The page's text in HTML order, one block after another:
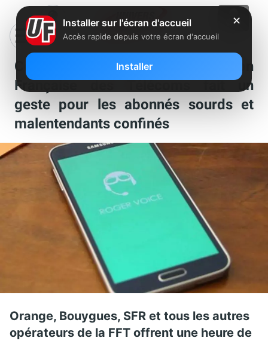
Coronavirus : la Fédération
Française des Télécoms fait un
geste pour les abonnés sourds et
malentendants confinés
Orange, Bouygues, SFR et tous les autres
opérateurs de la FFT offrent une heure de
✕
Installer sur l'écran d'accueil
Accès rapide depuis votre écran d'accueil
Installer